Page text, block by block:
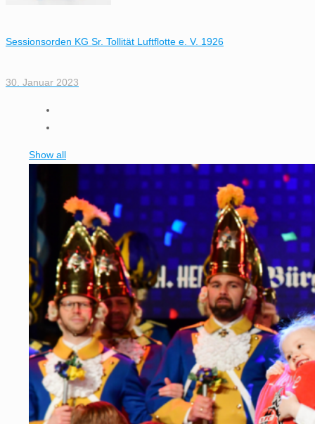
Sessionsorden KG Sr. Tollität Luftflotte e. V. 1926
30. Januar 2023
Show all